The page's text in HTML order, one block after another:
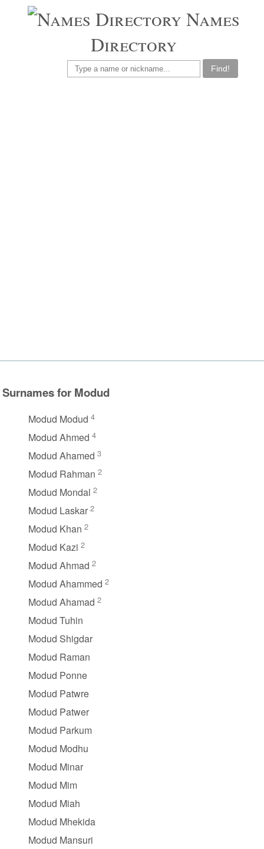
Names
Directory
Find!
Surnames for Modud
Modud Modud 4
Modud Ahmed 4
Modud Ahamed 3
Modud Rahman 2
Modud Mondal 2
Modud Laskar 2
Modud Khan 2
Modud Kazi 2
Modud Ahmad 2
Modud Ahammed 2
Modud Ahamad 2
Modud Tuhin
Modud Shigdar
Modud Raman
Modud Ponne
Modud Patwre
Modud Patwer
Modud Parkum
Modud Modhu
Modud Minar
Modud Mim
Modud Miah
Modud Mhekida
Modud Mansuri